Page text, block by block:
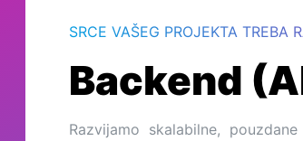
SRCE VAŠEG PROJEKTA TREBA
Backend
Razvijamo skalabilne,